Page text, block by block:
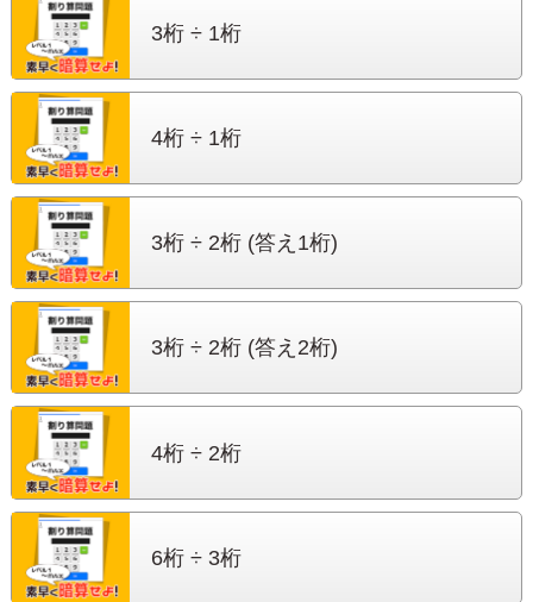
3桁 ÷ 1桁
4桁 ÷ 1桁
3桁 ÷ 2桁(答え1桁)
3桁 ÷ 2桁(答え2桁)
4桁 ÷ 2桁
6桁 ÷ 3桁